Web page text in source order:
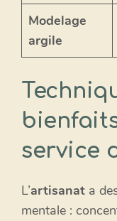
Modelage
argile
service
L’artisanat a
mentale :